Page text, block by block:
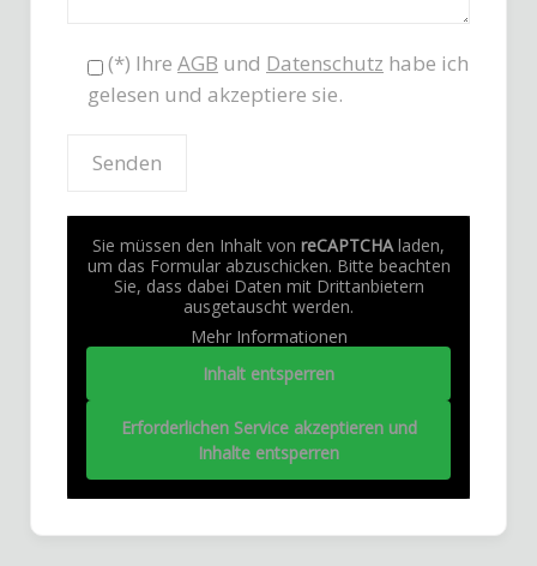
(*) Ihre AGB und Datenschutz habe ich
gelesen und akzeptiere sie.
Sie müssen den Inhalt von reCAPTCHAladen,
um das Formular abzuschicken. Bitte beachten
Sie, dass dabei Daten mit Drittanbietern
ausgetauscht werden.
Mehr Informationen
Inhalt entsperren
Erforderlichen Service akzeptieren und
Inhalte entsperren